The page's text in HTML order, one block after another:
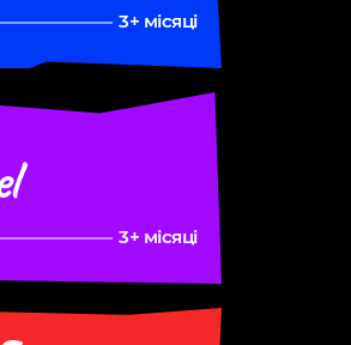
3+ місяці
3+ місяці